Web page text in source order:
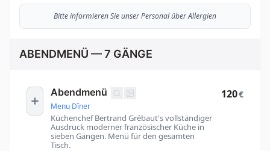
Bitte informieren Sie unser Personal über Allergien
ABENDMENÜ — 7 GÄNGE
Abendmenü
Menu Dîner
Küchenchef Bertrand Grébaut's vollständiger
Ausdruck moderner französischer Küche in
sieben Gängen. Menü für den gesamten
Tisch.
120€